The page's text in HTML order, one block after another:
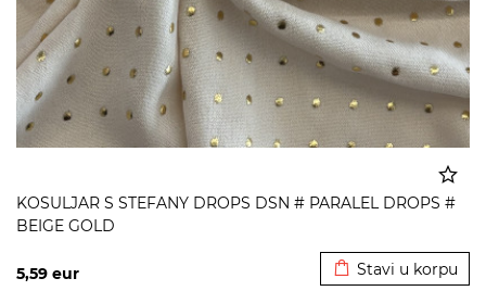
KOSULJAR S STEFANY DROPS DSN # PARALEL DROPS #
BEIGE GOLD
5,59 eur Stavi u korpu